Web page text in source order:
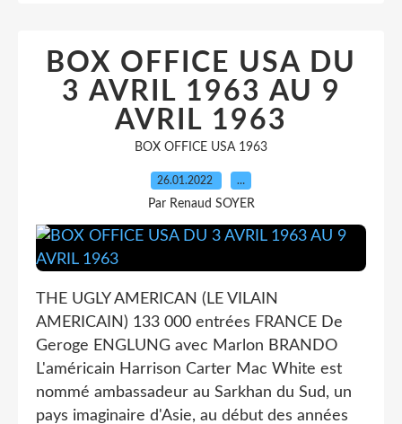
BOX OFFICE USA DU
3 AVRIL 1963 AU 9
AVRIL 1963
BOX OFFICE USA 1963
26.01.2022 …
Par Renaud SOYER
THE UGLY AMERICAN (LE VILAIN
AMERICAIN) 133 000 entrées FRANCE De
Geroge ENGLUNG avec Marlon BRANDO
L'américain Harrison Carter Mac White est
nommé ambassadeur au Sarkhan du Sud, un
pays imaginaire d'Asie, au début des années